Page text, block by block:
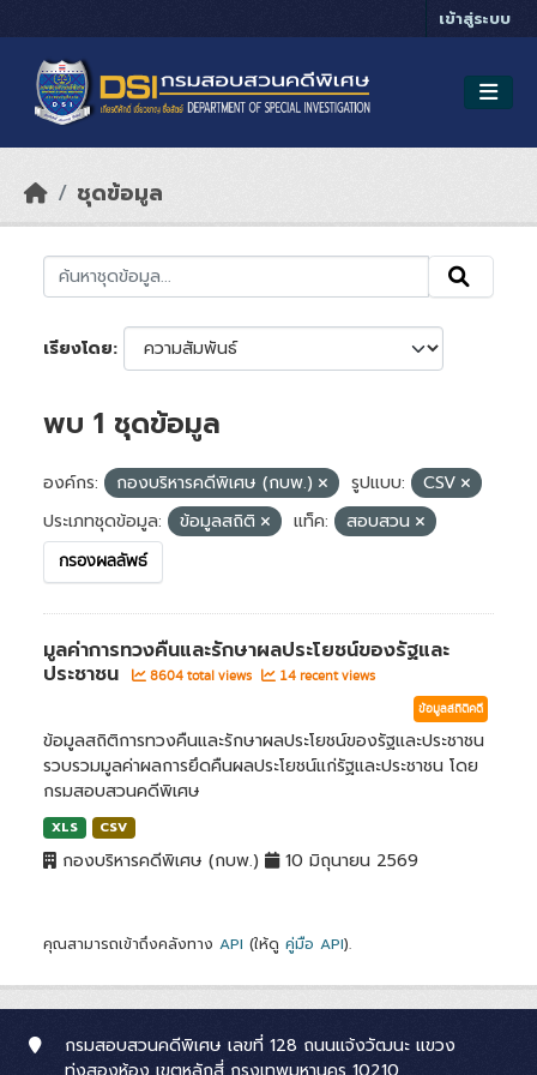
เข้าสู่ระบบ
ชุดข้อมูล
เรียงโดย
พบ 1 ชุดข้อมูล
องค์กร: กองบริหารคดีพิเศษ (กบพ.) รูปแบบ:
CSV
ประเภทชุดข้อมูล:
ข้อมูลสถิติ แท็ค: สอบสวน
กรองผลลัพธ์
มูลค่าการทวงคืนและรักษาผลประโยชน์ของรัฐและ
ประชาชน
8604 total views 14 recent views
ข้อมูลสถิติคดี
ข้อมูลสถิติการทวงคืนและรักษาผลประโยชน์ของรัฐและประชาชน
รวบรวมมูลค่าผลการยึดคืนผลประโยชน์แก่รัฐและประชาชน โดย
กรมสอบสวนคดีพิเศษ
XLS CSV
กองบริหารคดีพิเศษ (กบพ.) 10 มิถุนายน 2569
คุณสามารถเข้าถึงคลังทาง API (ให้ดู คู่มือ API).
กรมสอบสวนคดีพิเศษ เลขที่ 128 ถนนแจ้งวัฒนะ แขวง